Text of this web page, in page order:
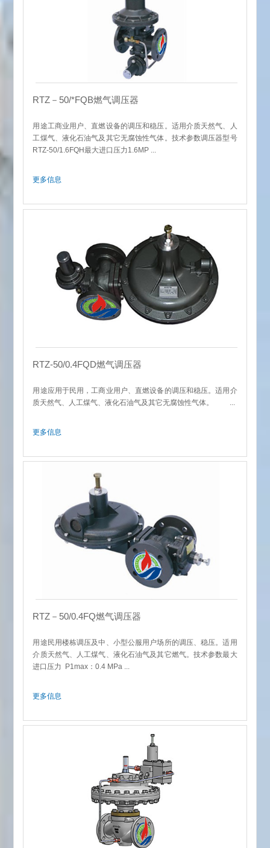
RTZ－50/*FQB燃气调压器
用途工商业用户、直燃设备的调压和稳压。适用介质天然气、人
工煤气、液化石油气及其它无腐蚀性气体。技术参数调压器型号
RTZ-50/1.6FQH最大进口压力1.6MP ...
更多信息
RTZ-50/0.4FQD燃气调压器
用途应用于民用，工商业用户、直燃设备的调压和稳压。适用介
质天然气、人工煤气、液化石油气及其它无腐蚀性气体。 ...
更多信息
RTZ－50/0.4FQ燃气调压器
用途民用楼栋调压及中、小型公服用户场所的调压、稳压。适用
介质天然气、人工煤气、液化石油气及其它燃气。技术参数最大
进口压力 P1max：0.4 MPa ...
更多信息